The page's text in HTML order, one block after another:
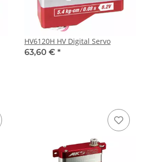
HV6120H HV Digital Servo
63,60 € *